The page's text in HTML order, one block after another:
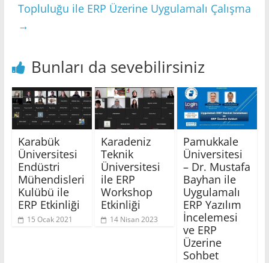
Topluluğu ile ERP Üzerine Uygulamalı Çalışma
→
Bunları da sevebilirsiniz
Karabük
Üniversitesi
Endüstri
Mühendisleri
Kulübü ile
ERP Etkinliği
15 Ocak 2021
Karadeniz
Teknik
Üniversitesi
ile ERP
Workshop
Etkinliği
14 Nisan 2023
Pamukkale
Üniversitesi
– Dr. Mustafa
Bayhan ile
Uygulamalı
ERP Yazılım
İncelemesi
ve ERP
Üzerine
Sohbet